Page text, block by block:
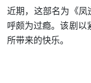
近期，这部名为《凤
呼颇为过瘾。该剧以
所带来的快乐。